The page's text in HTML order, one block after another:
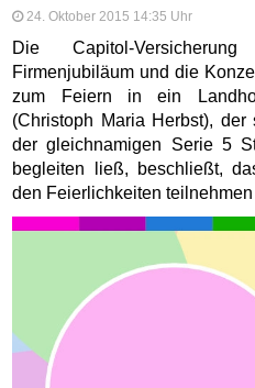
24. Oktober 2015 14:35 Uhr
Die Capitol-
Firmenjubiläum und die
zum Feiern in ein
(Christoph Maria Herbst),
der gleichnamigen Serie 5
begleiten ließ, beschließt,
den Feierlichkeiten teilnehmen